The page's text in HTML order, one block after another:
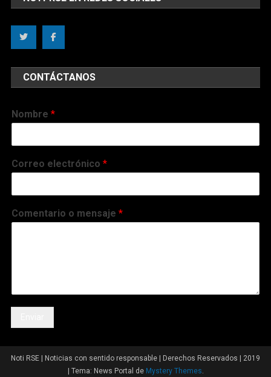
CONTÁCTANOS
Nombre*
Correo electrónico*
Comentario o mensaje*
Noti RSE | Noticias con sentido responsable | Derechos Reservados | 2019
Tema: News Portal de Mystery Themes.